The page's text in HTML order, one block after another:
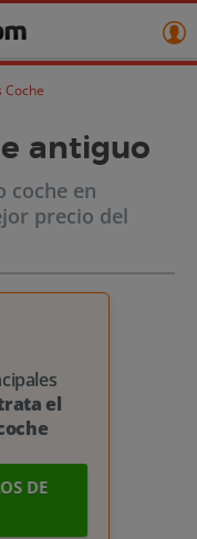
Coche
antiguo
coche en
precio del
el
DE